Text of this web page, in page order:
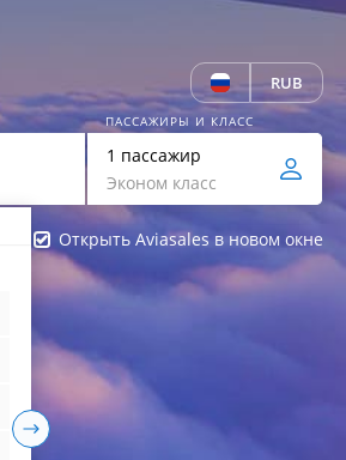
RUB
ПАССАЖИРЫ И КЛАСС
1 пассажир
Эконом класс
Открыть Aviasales в новом окне